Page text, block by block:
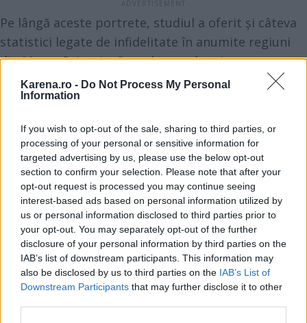
Karena.ro - Do Not Process My Personal
Information
If you wish to opt-out of the sale, sharing to third parties, or
processing of your personal or sensitive information for
targeted advertising by us, please use the below opt-out
section to confirm your selection. Please note that after your
opt-out request is processed you may continue seeing
interest-based ads based on personal information utilized by
us or personal information disclosed to third parties prior to
your opt-out. You may separately opt-out of the further
disclosure of your personal information by third parties on the
IAB’s list of downstream participants. This information may
also be disclosed by us to third parties on the IAB’s List of
Downstream Participants that may further disclose it to other
Pe lângă aceste portrete, studiul a oferit și câteva
statistici legate de infidelitate în anumite regiuni
din Marea Britanie. Orașele cu cel mai mare
procent de persoane care au recunoscut că au
înșelat sunt:
Vezi și
18 povești ale unor oameni părăsiți la
altar
3 defecte ale Scorpionului care îi
distrug relația
Punctele tari si punctele slabe ale
zodiilor